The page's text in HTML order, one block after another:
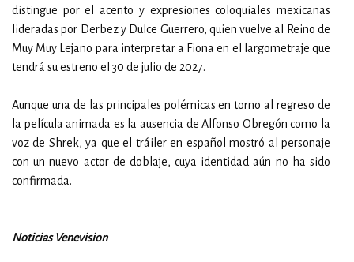
distingue por el acento y expresiones coloquiales mexicanas
lideradas por Derbez y Dulce Guerrero, quien vuelve al Reino de
Muy Muy Lejano para interpretar a Fiona en el largometraje que
tendrá su estreno el 30 de julio de 2027.
Aunque una de las principales polémicas en torno al regreso de
la película animada es la ausencia de Alfonso Obregón como la
voz de Shrek, ya que el tráiler en español mostró al personaje
con un nuevo actor de doblaje, cuya identidad aún no ha sido
confirmada.
Noticias Venevision